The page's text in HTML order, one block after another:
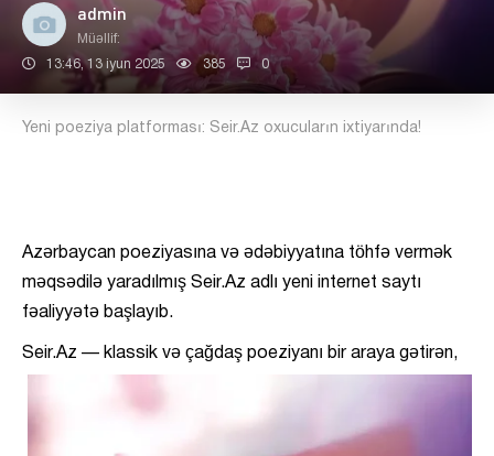
admin
Müəllif:
13:46, 13 iyun 2025 385 0
Yeni poeziya platforması: Seir.Az oxucuların ixtiyarında!
Azərbaycan poeziyasına və ədəbiyyatına töhfə vermək
məqsədilə yaradılmış Seir.Az adlı yeni internet saytı
fəaliyyətə başlayıb.
Seir.Az — klassik və çağdaş poeziyanı bir araya gətirən,